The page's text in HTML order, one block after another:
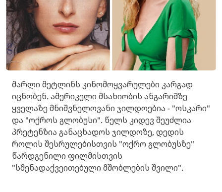
მარლი მეტლინს კინომოყვარულები კარგად
იცნობენ. ამერიკელი მსახიობის ანგარიშზე
ყველაზე მნიშვნელოვანი ჯილდოებია - "ოსკარი"
და "ოქროს გლობუსი". წელს კიდევ შეუძლია
პრეტენზია განაცხადოს ჯილდოზე, დედის
როლის შესრულებისთვის "ოქრო გლობუსზე"
წარდგენილი ფილმისთვის
"სმენადაქვეითებული მშობლების შვილი".